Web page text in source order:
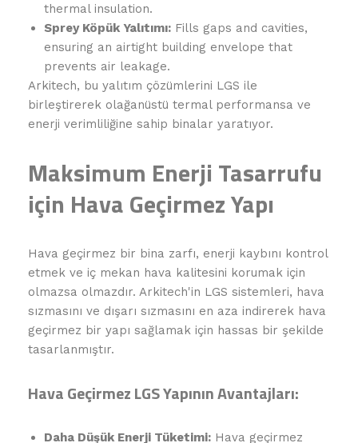
thermal insulation.
Sprey Köpük Yalıtımı: Fills gaps and cavities,
ensuring an airtight building envelope that
prevents air leakage.
Arkitech, bu yalıtım çözümlerini LGS ile
birleştirerek olağanüstü termal performansa ve
enerji verimliliğine sahip binalar yaratıyor.
Maksimum Enerji Tasarrufu
için Hava Geçirmez Yapı
Hava geçirmez bir bina zarfı, enerji kaybını kontrol
etmek ve iç mekan hava kalitesini korumak için
olmazsa olmazdır. Arkitech'in LGS sistemleri, hava
sızmasını ve dışarı sızmasını en aza indirerek hava
geçirmez bir yapı sağlamak için hassas bir şekilde
tasarlanmıştır.
Hava Geçirmez LGS Yapının Avantajları:
Daha Düşük Enerji Tüketimi: Hava geçirmez